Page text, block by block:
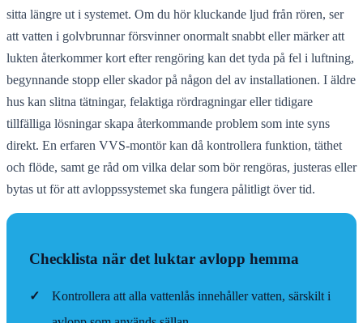
sitta längre ut i systemet. Om du hör kluckande ljud från rören, ser
att vatten i golvbrunnar försvinner onormalt snabbt eller märker att
lukten återkommer kort efter rengöring kan det tyda på fel i luftning,
begynnande stopp eller skador på någon del av installationen. I äldre
hus kan slitna tätningar, felaktiga rördragningar eller tidigare
tillfälliga lösningar skapa återkommande problem som inte syns
direkt. En erfaren VVS-montör kan då kontrollera funktion, täthet
och flöde, samt ge råd om vilka delar som bör rengöras, justeras eller
bytas ut för att avloppssystemet ska fungera pålitligt över tid.
Checklista när det luktar avlopp hemma
✓
Kontrollera att alla vattenlås innehåller vatten, särskilt i